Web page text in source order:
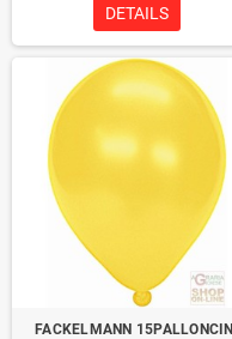
DETAILS
FACKELMANN 15PALLONCINI